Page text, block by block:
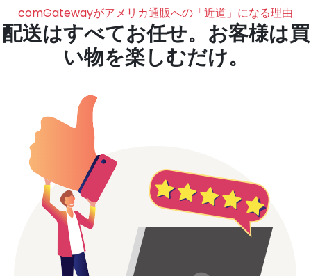
comGatewayがアメリカ通販への「近道」になる理由
配送はすべてお任せ。お客様は買
い物を楽しむだけ。